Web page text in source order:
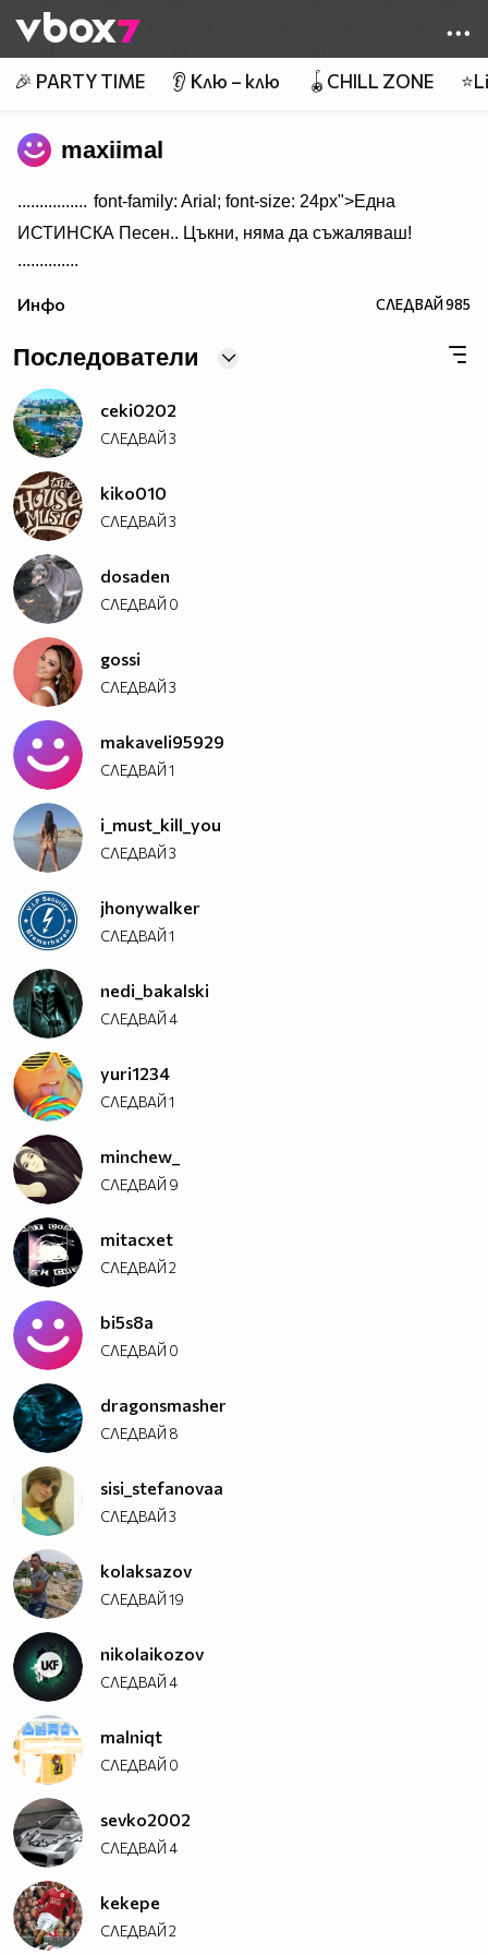
👾
🎉 PARTY TIME 👂 Клю – клю 🪀CHILL ZONE
maxiimal
................ font-family: Arial; font-size: 24px">Една
ИСТИНСКА Песен.. Цъкни, няма да съжаляваш!
..............
Инфо СЛЕДВАЙ985
Последователи
ceki0202
СЛЕДВАЙ3
kiko010
СЛЕДВАЙ3
dosaden
СЛЕДВАЙ 0
gossi
СЛЕДВАЙ3
makaveli95929
СЛЕДВАЙ1
i_must_kill_you
СЛЕДВАЙ3
jhonywalker
СЛЕДВАЙ1
nedi_bakalski
СЛЕДВАЙ4
yuri1234
СЛЕДВАЙ1
minchew_
СЛЕДВАЙ 9
mitacxet
СЛЕДВАЙ2
bi5s8a
СЛЕДВАЙ 0
dragonsmasher
СЛЕДВАЙ 8
sisi_stefanovaa
СЛЕДВАЙ3
kolaksazov
СЛЕДВАЙ19
nikolaikozov
СЛЕДВАЙ4
malniqt
СЛЕДВАЙ 0
sevko2002
СЛЕДВАЙ4
kekepe
СЛЕДВАЙ2